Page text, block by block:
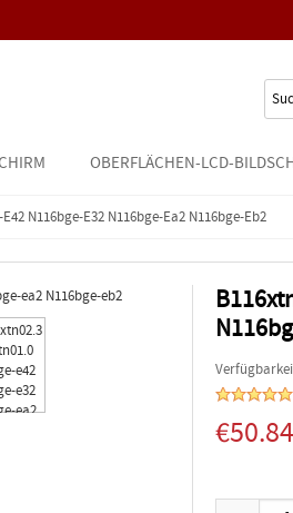
OBERFLÄCHEN-LCD-
N116bge-E32 N116bge-Ea2 N116bge-Eb2
€50.84